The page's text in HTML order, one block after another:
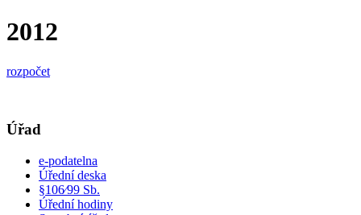
2012
rozpočet
Úřad
e-podatelna
Úřední deska
§106⁄99 Sb.
Úřední hodiny